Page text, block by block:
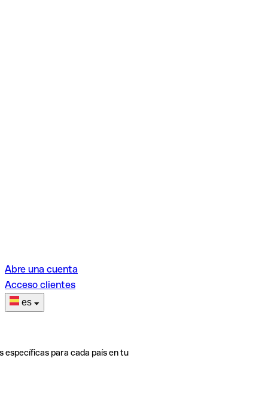
Abre una cuenta
Acceso clientes
es
específicas para cada país en tu